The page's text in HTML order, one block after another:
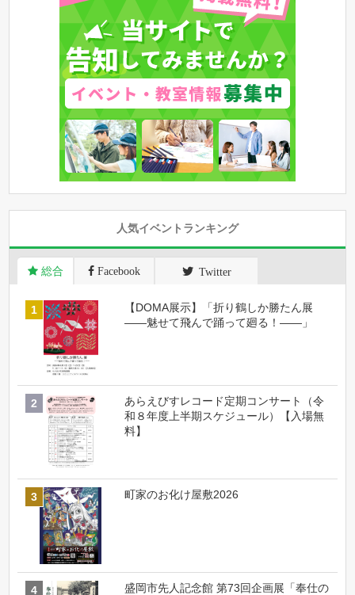
人気イベントランキング
総合 Facebook Twitter
【DOMA展示】「折り鶴しか勝たん展
――魅せて飛んで踊って廻る！――」
あらえびすレコード定期コンサート（令
和８年度上半期スケジュール）【入場無
料】
町家のお化け屋敷2026
盛岡市先人記念館 第73回企画展「奉仕の